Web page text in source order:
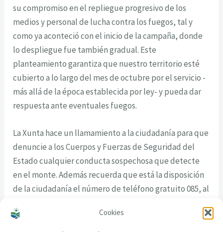
Cookies
su compromiso en el repliegue progresivo de los
medios y personal de lucha contra los fuegos, tal y
como ya aconteció con el inicio de la campaña, donde
lo despliegue fue también gradual. Este
planteamiento garantiza que nuestro territorio esté
cubierto a lo largo del mes de octubre por el servicio -
más allá de la época establecida por ley- y pueda dar
respuesta ante eventuales fuegos.
La Xunta hace un llamamiento a la ciudadanía para que
denuncie a los Cuerpos y Fuerzas de Seguridad del
Estado cualquier conducta sospechosa que detecte
en el monte. Además recuerda que está la disposición
de la ciudadanía el número de teléfono gratuito 085, al
forestal.